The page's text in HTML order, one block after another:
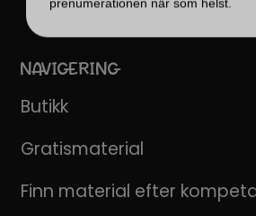
NAVIGERING
Butikk
Gratismaterial
Finn material efter